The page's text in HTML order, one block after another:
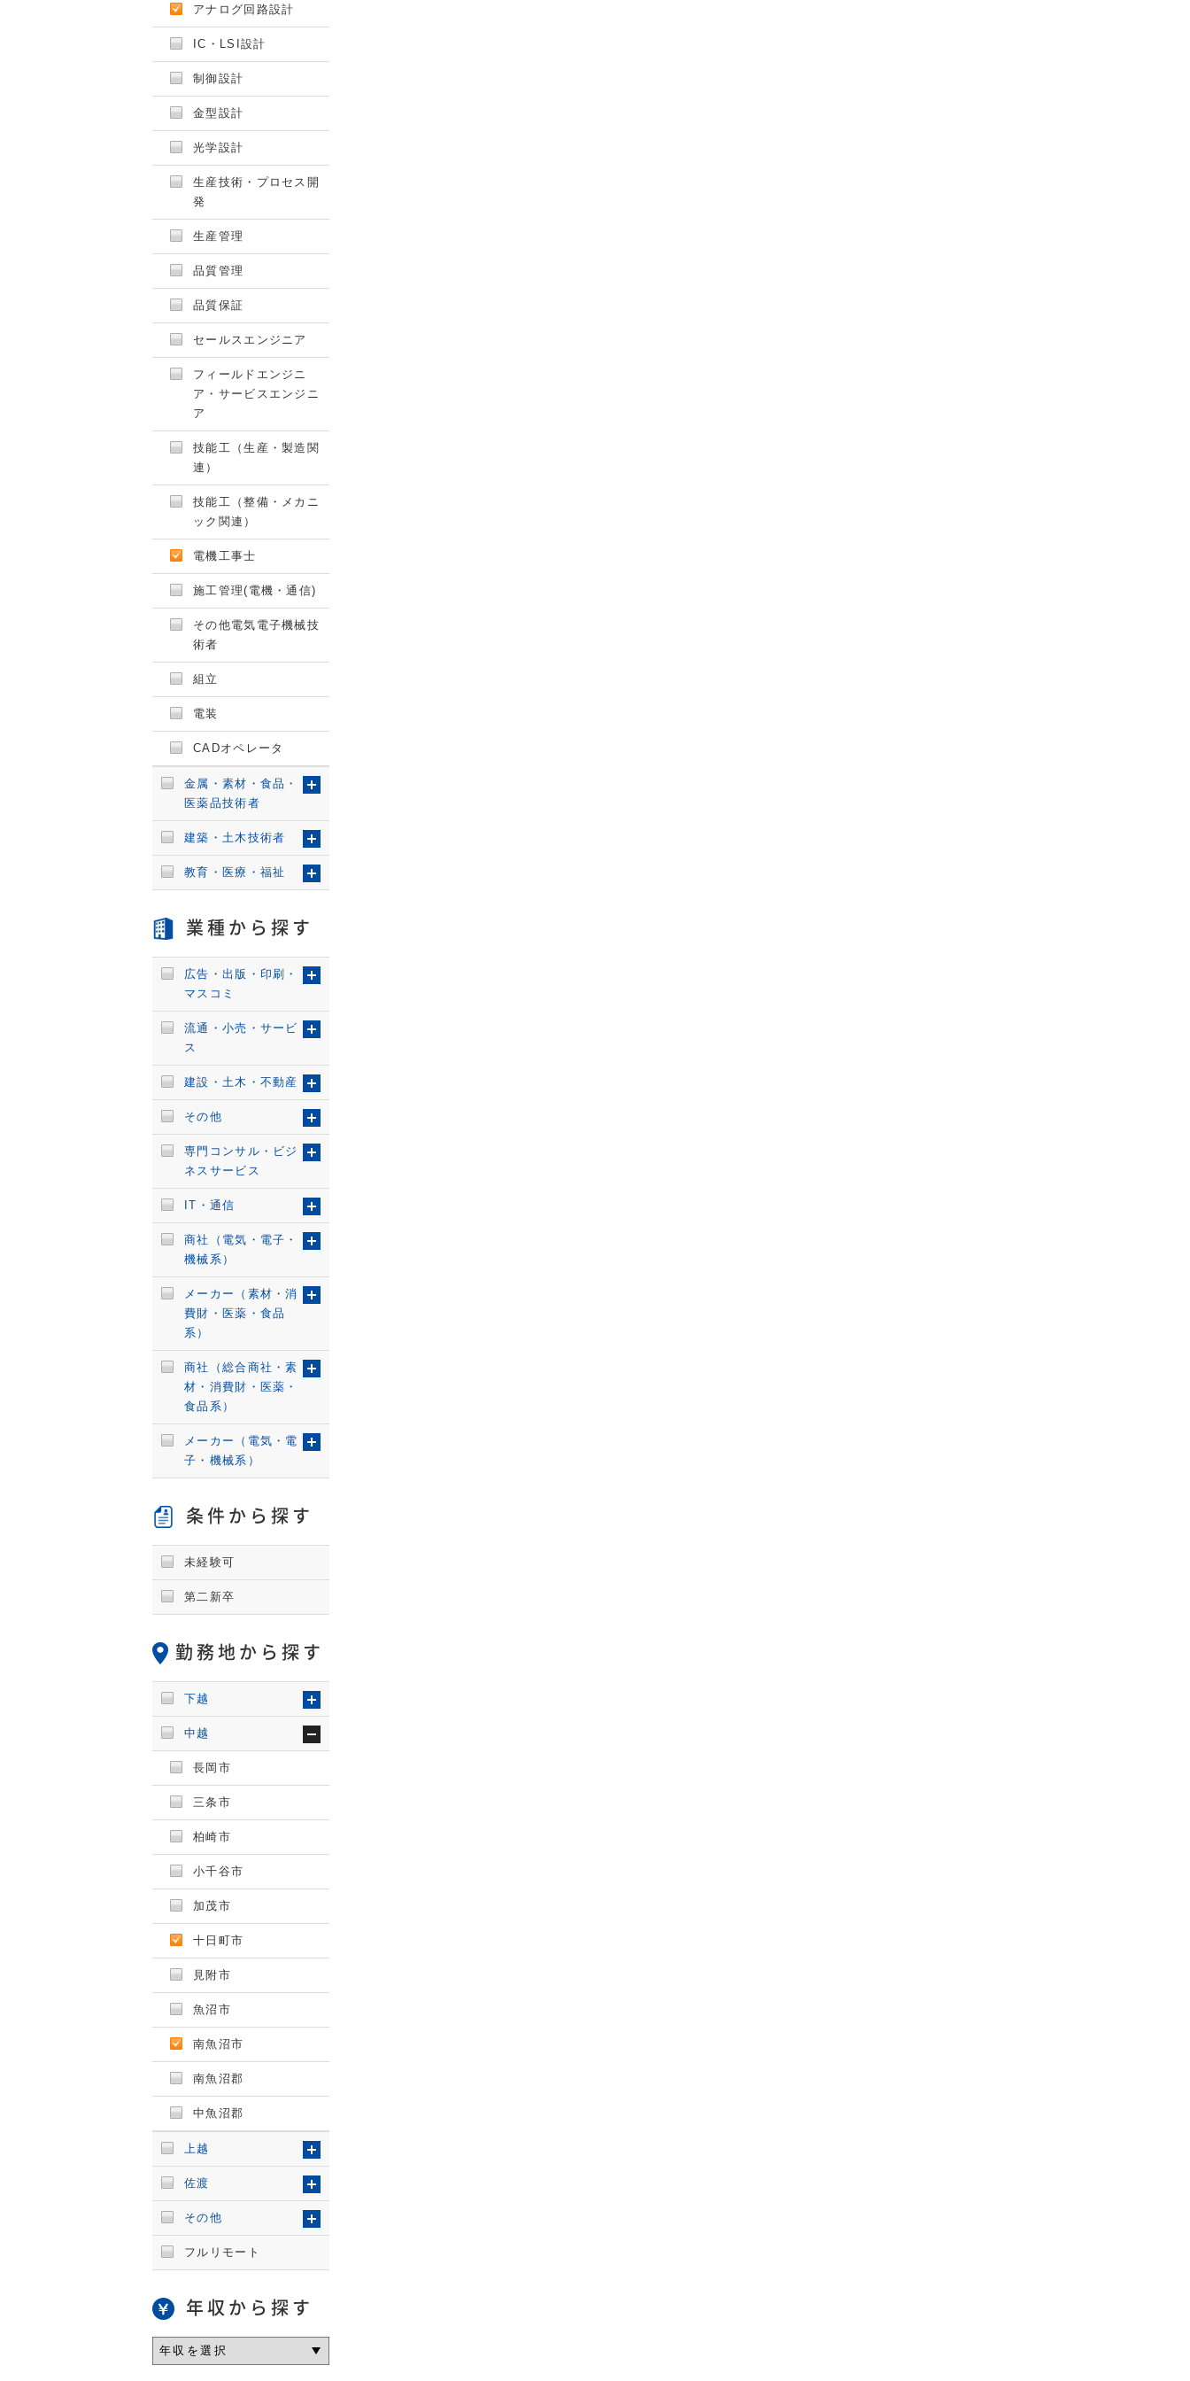
アナログ回路設計
IC・LSI設計
制御設計
金型設計
光学設計
生産技術・プロセス開
発
生産管理
品質管理
品質保証
セールスエンジニア
フィールドエンジニ
ア・サービスエンジニ
ア
技能工（生産・製造関
連）
技能工（整備・メカニ
ック関連）
電機工事士
施工管理(電機・通信)
その他電気電子機械技
術者
組立
電装
CADオペレータ
金属・素材・食品・
医薬品技術者
建築・土木技術者
教育・医療・福祉
業種から探す
広告・出版・印刷・
マスコミ
流通・小売・サービ
ス
建設・土木・不動産
その他
専門コンサル・ビジ
ネスサービス
IT・通信
商社（電気・電子・
機械系）
メーカー（素材・消
費財・医薬・食品
系）
商社（総合商社・素
材・消費財・医薬・
食品系）
メーカー（電気・電
子・機械系）
条件から探す
未経験可
第二新卒
勤務地から探す
下越
中越
長岡市
三条市
柏崎市
小千谷市
加茂市
十日町市
見附市
魚沼市
南魚沼市
南魚沼郡
中魚沼郡
上越
佐渡
その他
フルリモート
年収から探す